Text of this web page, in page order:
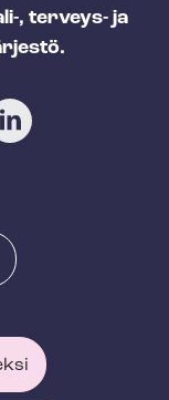
, terveys- ja